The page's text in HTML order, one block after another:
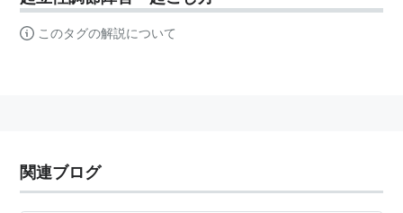
このタグの解説について
関連ブログ